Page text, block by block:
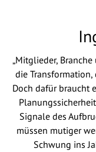
„Mitglieder,
die
Doch dafür braucht
Signale des
müssen mutiger
Schwung ins